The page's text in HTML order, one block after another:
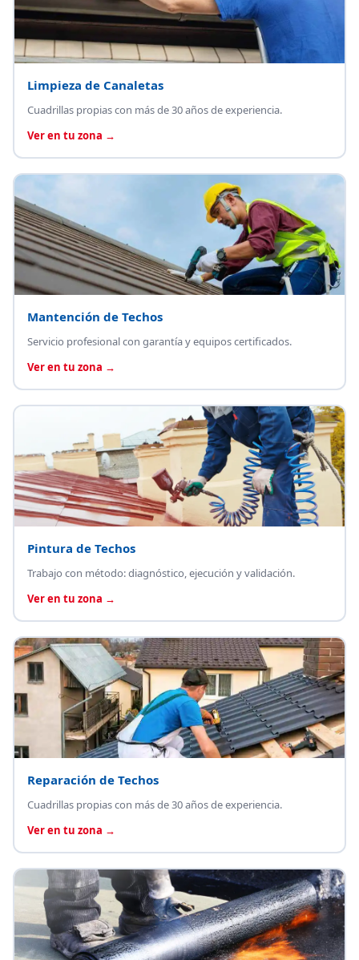
Limpieza de Canaletas
Cuadrillas propias con más de 30 años de experiencia.
Ver en tu zona →
Mantención de Techos
Servicio profesional con garantía y equipos certificados.
Ver en tu zona →
Pintura de Techos
Trabajo con método: diagnóstico, ejecución y validación.
Ver en tu zona →
Reparación de Techos
Cuadrillas propias con más de 30 años de experiencia.
Ver en tu zona →